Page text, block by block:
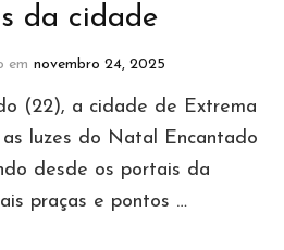
da cidade
em novembro 24, 2025
(22), a cidade de Extrema
luzes do Natal Encantado
desde os portais da
praças e pontos …